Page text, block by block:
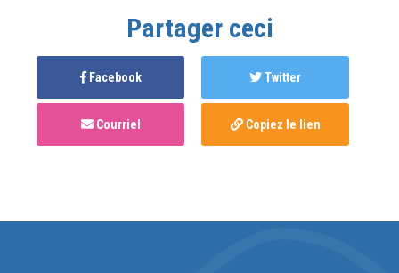
Partager ceci
Facebook Twitter
Courriel Copiez le lien